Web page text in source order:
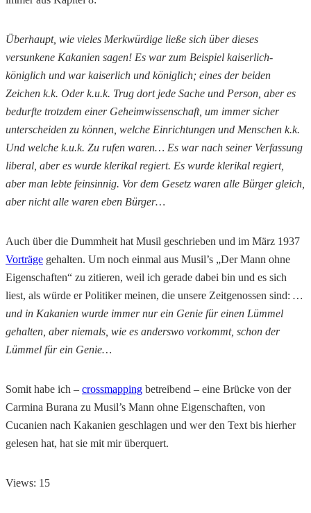
Überhaupt, wie vieles Merkwürdige ließe sich über dieses
versunkene Kakanien sagen! Es war zum Beispiel kaiserlich-
königlich und war kaiserlich und königlich; eines der beiden
Zeichen k.k. Oder k.u.k. Trug dort jede Sache und Person, aber es
bedurfte trotzdem einer Geheimwissenschaft, um immer sicher
unterscheiden zu können, welche Einrichtungen und Menschen k.k.
Und welche k.u.k. Zu rufen waren… Es war nach seiner Verfassung
liberal, aber es wurde klerikal regiert. Es wurde klerikal regiert,
aber man lebte feinsinnig. Vor dem Gesetz waren alle Bürger gleich,
aber nicht alle waren eben Bürger…
Auch über die Dummheit hat Musil geschrieben und im März 1937
Vorträge gehalten. Um noch einmal aus Musil’s „Der Mann ohne
Eigenschaften“ zu zitieren, weil ich gerade dabei bin und es sich
liest, als würde er Politiker meinen, die unsere Zeitgenossen sind: …
und in Kakanien wurde immer nur ein Genie für einen Lümmel
gehalten, aber niemals, wie es anderswo vorkommt, schon der
Lümmel für ein Genie…
Somit habe ich – crossmapping betreibend – eine Brücke von der
Carmina Burana zu Musil’s Mann ohne Eigenschaften, von
Cucanien nach Kakanien geschlagen und wer den Text bis hierher
gelesen hat, hat sie mit mir überquert.
Views: 15